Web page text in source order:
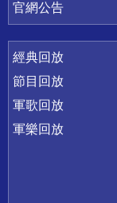
官網公告
經典回放
節目回放
軍歌回放
軍樂回放